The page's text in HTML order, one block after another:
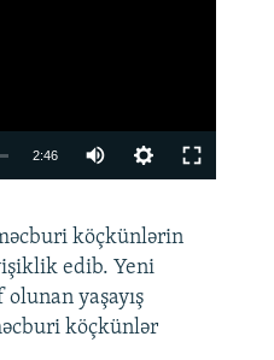
2:46
360p
480p
720p
köçkünlərin
edib. Yeni
yaşayış
köçkünlər